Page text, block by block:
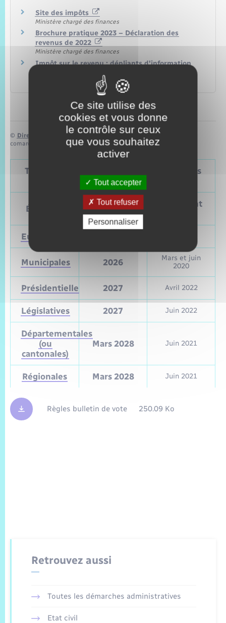
Site des impôts
Ministère chargé des finances
Brochure pratique 2023 – Déclaration des
revenus de 2022
Ministère chargé des finances
Impôt sur le revenu : dépliants d'information
Ministère chargé des finances
© Direction de l’information légale et administrative
comarquage developpé parbaseo.io
Tableau – Dates et périodicité des élections
politiques
Élections
Prochain
vote
Précédent
Européennes
Municipales 2026
Mars et juin
2020
Présidentielle 2027 Avril 2022
Législatives 2027 Juin 2022
Départementales
(ou
cantonales)
Mars 2028 Juin 2021
Régionales Mars 2028 Juin 2021
Règles bulletin de vote 250.09 Ko
Retrouvez aussi
Toutes les démarches administratives
Etat civil
Ce site utilise des
cookies et vous donne
le contrôle sur ceux
que vous souhaitez
activer
Tout accepter
Tout refuser
Personnaliser